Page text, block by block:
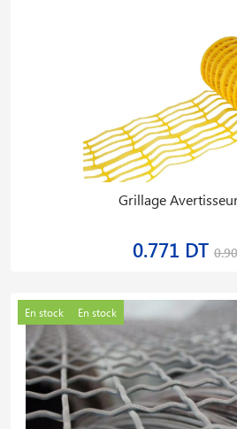
Grillage
0.771 DT
En stock En stock